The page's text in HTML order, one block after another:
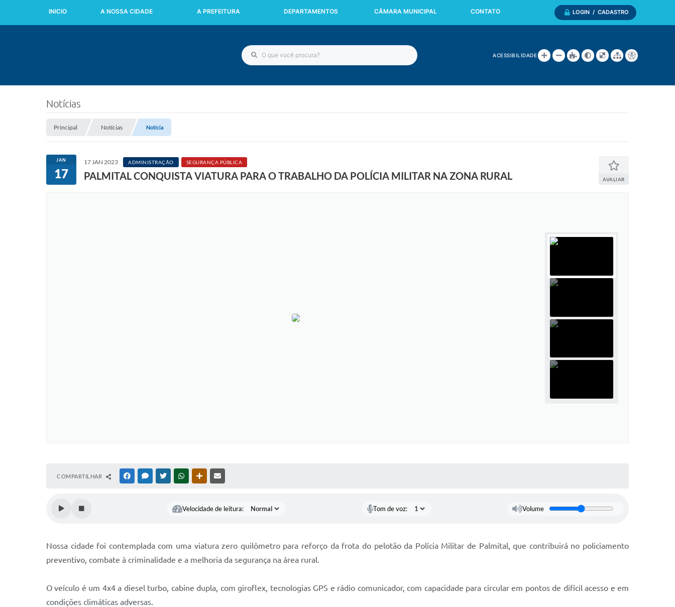
LOGIN / CADASTRO
ACESSIBILIDADE
INICIO A NOSSA CIDADE A PREFEITURA DEPARTAMENTOS CÂMARA MUNICIPAL CONTATO
Notícias
Principal Notícias Notícia
JAN
17
17 JAN 2023 ADMINISTRAÇÃO SEGURANÇA PÚBLICA
PALMITAL CONQUISTA VIATURA PARA O TRABALHO DA POLÍCIA MILITAR NA ZONA RURAL AVALIAR
COMPARTILHAR FACEBOOKMESSENGER
TWITTERWHATSAPPOUTRAS MÍDIAS
Velocidade de leitura: Tom de voz: Volume
Nossa cidade foi contemplada com uma viatura zero quilômetro para reforço da frota do pelotão da Polícia Militar de Palmital, que contribuirá no policiamento
preventivo, combate à criminalidade e a melhoria da segurança na área rural.
O veículo é um 4x4 a diesel turbo, cabine dupla, com giroflex, tecnologias GPS e rádio comunicador, com capacidade para circular em pontos de difícil acesso e em
condições climáticas adversas.